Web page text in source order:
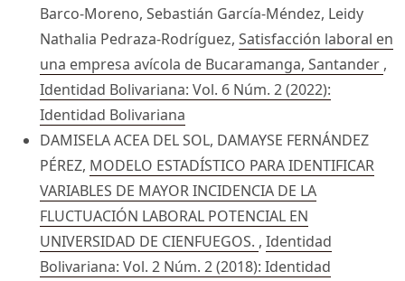
Barco-Moreno, Sebastián García-Méndez, Leidy
Nathalia Pedraza-Rodríguez, Satisfacción laboral en
una empresa avícola de Bucaramanga, Santander ,
Identidad Bolivariana: Vol. 6 Núm. 2 (2022):
Identidad Bolivariana
DAMISELA ACEA DEL SOL, DAMAYSE FERNÁNDEZ
PÉREZ, MODELO ESTADÍSTICO PARA IDENTIFICAR
VARIABLES DE MAYOR INCIDENCIA DE LA
FLUCTUACIÓN LABORAL POTENCIAL EN
UNIVERSIDAD DE CIENFUEGOS. , Identidad
Bolivariana: Vol. 2 Núm. 2 (2018): Identidad